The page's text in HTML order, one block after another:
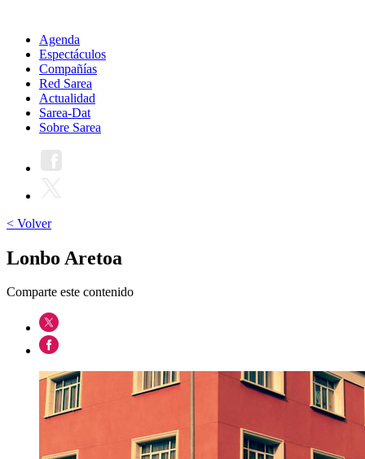
Agenda
Espectáculos
Compañías
Red Sarea
Actualidad
Sarea-Dat
Sobre Sarea
< Volver
Lonbo Aretoa
Comparte este contenido